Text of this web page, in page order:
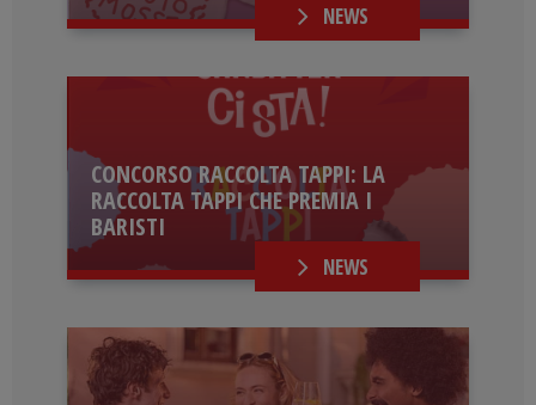
NEWS
CONCORSO RACCOLTA TAPPI: LA
RACCOLTA TAPPI CHE PREMIA I
BARISTI
NEWS